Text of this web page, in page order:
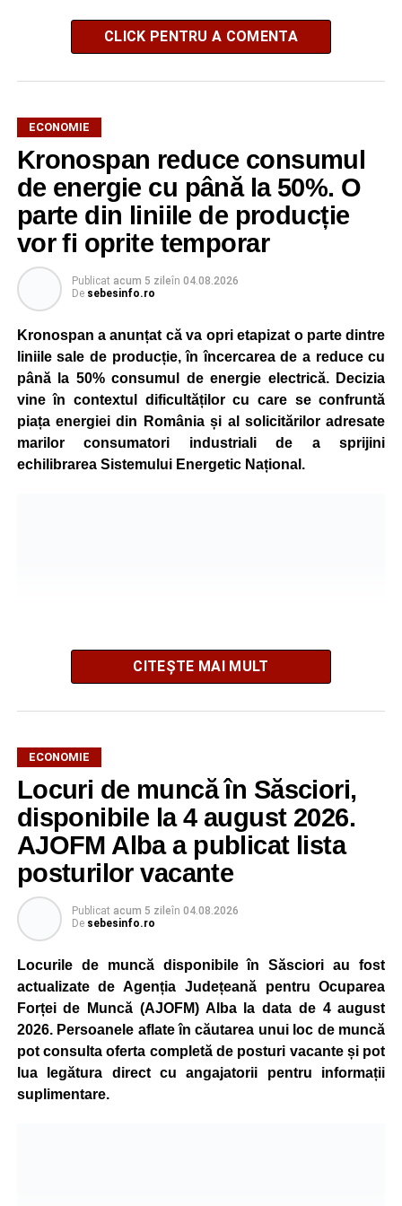
CLICK PENTRU A COMENTA
ECONOMIE
Kronospan reduce consumul
de energie cu până la 50%. O
parte din liniile de producție
vor fi oprite temporar
Publicat acum 5 zileîn 04.08.2026
De sebesinfo.ro
Kronospan a anunțat că va opri etapizat o parte dintre
liniile sale de producție, în încercarea de a reduce cu
până la 50% consumul de energie electrică. Decizia
vine în contextul dificultăților cu care se confruntă
piața energiei din România și al solicitărilor adresate
marilor consumatori industriali de a sprijini
echilibrarea Sistemului Energetic Național.
Potrivit unui comunicat al companiei, măsura va fi aplicată
gradual, în funcție de necesitățile sistemului energetic.
Reprezentanții Kronospan precizează că evoluția situației
este monitorizată permanent, iar activitatea va reveni la
capacitate normală imediat ce condițiile vor permite.
Compania dă asigurări că oprirea temporară a unor linii
de producție nu va afecta livrările către clienți.
Kronospan se numără printre cei mai mari consumatori de
energie electrică din România. O parte din necesarul
energetic este acoperită prin producția proprie de energie,
realizată cu ajutorul panourilor fotovoltaice și al unităților
de cogenerare.
Reprezentanții companiei afirmă că vor continua
colaborarea cu autoritățile și operatorii din domeniul
energetic pentru a contribui la depășirea perioadei dificile
CITEȘTE MAI MULT
ECONOMIE
Locuri de muncă în Săsciori,
disponibile la 4 august 2026.
AJOFM Alba a publicat lista
posturilor vacante
Publicat acum 5 zileîn 04.08.2026
De sebesinfo.ro
Locurile de muncă disponibile în Săsciori au fost
actualizate de Agenția Județeană pentru Ocuparea
Forței de Muncă (AJOFM) Alba la data de 4 august
2026. Persoanele aflate în căutarea unui loc de muncă
pot consulta oferta completă de posturi vacante și pot
lua legătura direct cu angajatorii pentru informații
suplimentare.